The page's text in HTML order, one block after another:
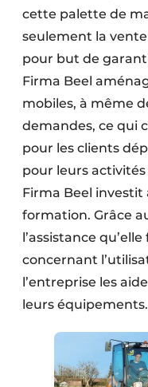
cette palette de
seulement la
pour but de
Firma Beel
mobiles, à même
demandes, ce qui
pour les clients
pour leurs
Firma Beel investit
formation. Grâce
l’assistance
concernant
l’entreprise les
leurs équipements.